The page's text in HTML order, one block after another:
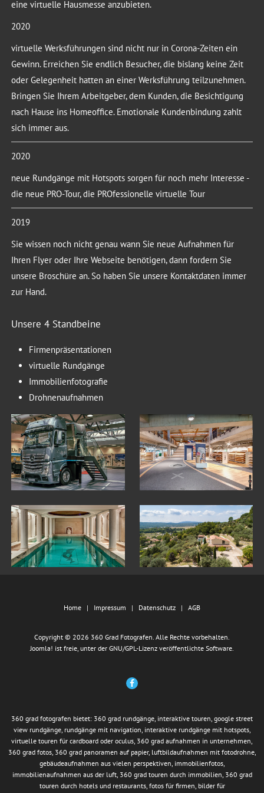
eine virtuelle Hausmesse anzubieten.
2020
virtuelle Werksführungen sind nicht nur in Corona-Zeiten ein
Gewinn. Erreichen Sie endlich Besucher, die bislang keine Zeit
oder Gelegenheit hatten an einer Werksführung teilzunehmen.
Bringen Sie Ihrem Arbeitgeber, dem Kunden, die Besichtigung
nach Hause ins Homeoffice. Emotionale Kundenbindung zahlt
sich immer aus.
2020
neue Rundgänge mit Hotspots sorgen für noch mehr Interesse -
die neue PRO-Tour, die PROfessionelle virtuelle Tour
2019
Sie wissen noch nicht genau wann Sie neue Aufnahmen für
Ihren Flyer oder Ihre Webseite benötigen, dann fordern Sie
unsere Broschüre an. So haben Sie unsere Kontaktdaten immer
zur Hand.
Unsere 4 Standbeine
Firmenpräsentationen
virtuelle Rundgänge
Immobilienfotografie
Drohnenaufnahmen
Home Impressum Datenschutz AGB
Copyright © 2026 360 Grad Fotografen. Alle Rechte vorbehalten.
Joomla! ist freie, unter der GNU/GPL-Lizenz veröffentlichte Software.
360 grad fotografen bietet: 360 grad rundgänge, interaktive touren, google street
view rundgänge, rundgänge mit navigation, interaktive rundgänge mit hotspots,
virtuelle touren für cardboard oder oculus, 360 grad aufnahmen in unternehmen,
360 grad fotos, 360 grad panoramen auf papier, luftbildaufnahmen mit fotodrohne,
gebäudeaufnahmen aus vielen perspektiven, immobilienfotos,
immobilienaufnahmen aus der luft, 360 grad touren durch immobilien, 360 grad
touren durch hotels und restaurants, fotos für firmen, bilder für